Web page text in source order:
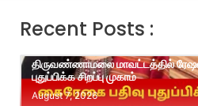
Recent Posts :
திருவண்ணாமலை மாவட்டத்தில்
புதுப்பிக்க சிறப்பு முகாம்
August 7, 2026